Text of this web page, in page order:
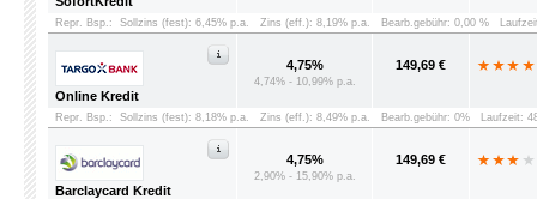
Repr. Bsp.: Sollzins (fest): 6,45% p.a. Zins (eff.): 8,19% p.a. Bearb.gebühr: 0,00 %
Online Kredit
4,75%
4,74% - 10,99% p.a.
149,69 €
Repr. Bsp.: Sollzins (fest): 8,18% p.a. Zins (eff.): 8,49% p.a. Bearb.gebühr: 0% Laufzeit:
Barclaycard Kredit
4,75%
2,90% - 15,90% p.a.
149,69 €